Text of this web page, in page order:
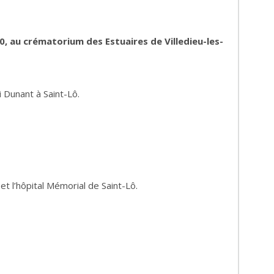
au crématorium des Estuaires de Villedieu-les-
à Saint-Lô.
l’hôpital Mémorial de Saint-Lô.